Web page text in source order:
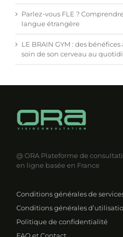
Parlez-vous FLE ?
langue étrangère
LE BRAIN GYM : des
soin de son cerveau au
@ ORA Plateforme de
en ligne basée en France
Conditions générales de
Conditions générales
Politique de confidentialité
FAQ et Contact